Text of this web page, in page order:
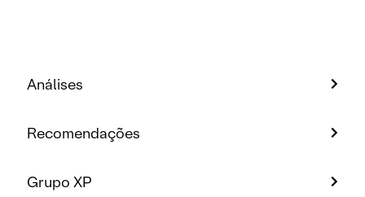
Análises
Recomendações
Grupo XP